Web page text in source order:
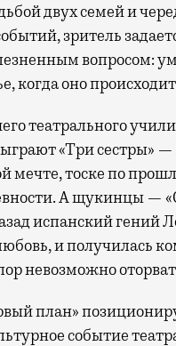
двух семей и
зритель
вопросом:
когда оно
театрального
«Три сестры» —
мечте, тоске по
А щукинцы —
испанский гений
и получилась
невозможно
план»
событие